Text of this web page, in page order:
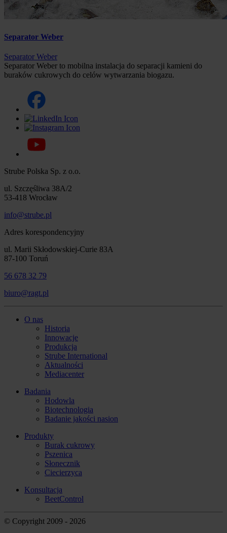
Separator Weber
Separator Weber
Separator Weber to mobilna instalacja do separacji kamieni do
buraków cukrowych do celów wytwarzania biogazu.
Strube Polska Sp. z o.o.
ul. Szczęśliwa 38A/2
53-418 Wrocław
info@strube.pl
Adres korespondencyjny
ul. Marii Skłodowskiej-Curie 83A
87-100 Toruń
56 678 32 79
biuro@ragt.pl
O nas
Historia
Innowacje
Produkcja
Strube International
Aktualności
Mediacenter
Badania
Hodowla
Biotechnologia
Badanie jakości nasion
Produkty
Burak cukrowy
Pszenica
Słonecznik
Ciecierzyca
Konsultacja
BeetControl
© Copyright 2009 - 2026